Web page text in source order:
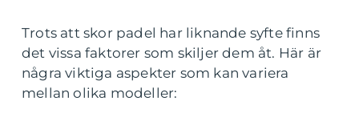
Trots att skor padel har liknande syfte finns
det vissa faktorer som skiljer dem åt. Här är
några viktiga aspekter som kan variera
mellan olika modeller: